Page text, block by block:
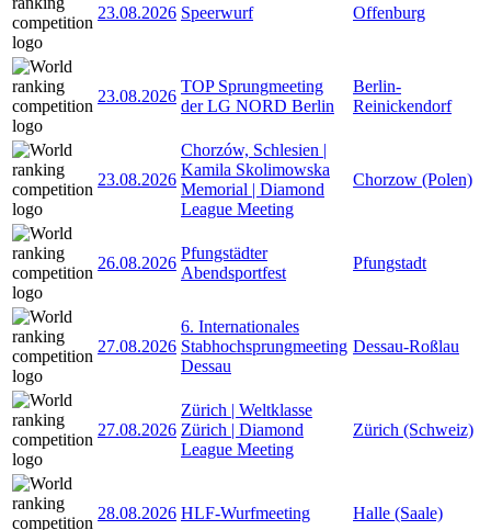
23.08.2026 Speerwurf Offenburg
23.08.2026
TOP Sprungmeeting
der LG NORD Berlin
Berlin-
Reinickendorf
23.08.2026
Chorzów, Schlesien |
Kamila Skolimowska
Memorial | Diamond
League Meeting
Chorzow (Polen)
26.08.2026
Pfungstädter
Abendsportfest
Pfungstadt
27.08.2026
6. Internationales
Stabhochsprungmeeting
Dessau
Dessau-Roßlau
27.08.2026
Zürich | Weltklasse
Zürich | Diamond
League Meeting
Zürich (Schweiz)
28.08.2026 HLF-Wurfmeeting Halle (Saale)